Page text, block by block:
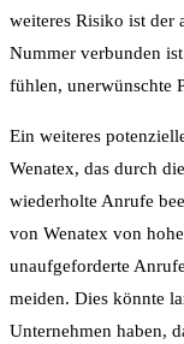
weiteres Risiko ist der
Nummer verbunden
fühlen, unerwünschte
Ein weiteres
Wenatex, das durch
wiederholte Anrufe
von Wenatex von
unaufgeforderte
meiden. Dies könnte
Unternehmen haben,